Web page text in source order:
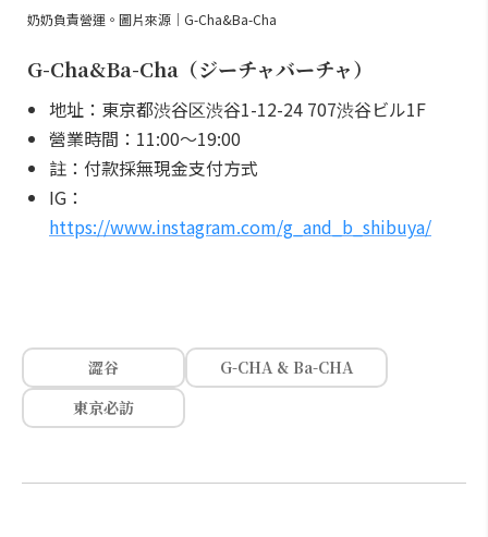
奶奶負責營運。圖片來源｜G-Cha&Ba-Cha
G-Cha&Ba-Cha（ジーチャバーチャ）
地址：東京都渋谷区渋谷1-12-24 707渋谷ビル1F
營業時間：11:00～19:00
註：付款採無現金支付方式
IG：
https://www.instagram.com/g_and_b_shibuya/
澀谷
G-CHA & Ba-CHA
東京必訪